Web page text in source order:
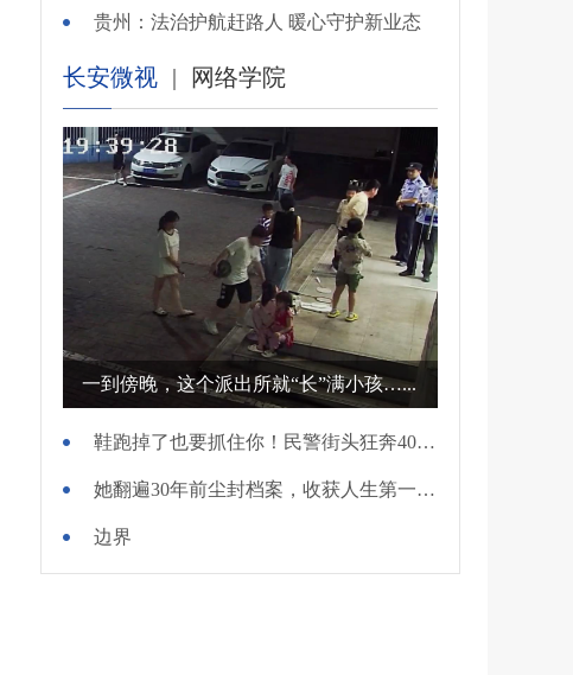
贵州：法治护航赶路人 暖心守护新业态
长安微视 | 网络学院
一到傍晚，这个派出所就“长”满小孩…...
鞋跑掉了也要抓住你！民警街头狂奔400米擒贼
她翻遍30年前尘封档案，收获人生第一面锦旗
边界